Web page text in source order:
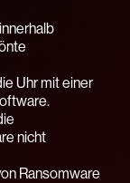
Uhr mit einer
nicht
Ransomware